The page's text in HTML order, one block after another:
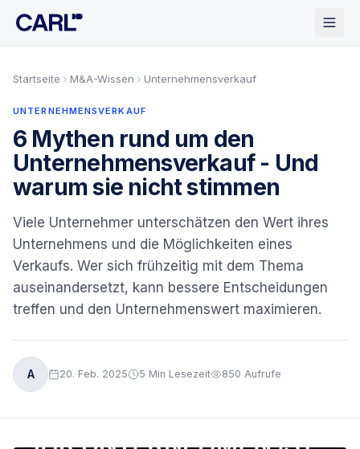
Startseite M&A-Wissen Unternehmensverkauf
UNTERNEHMENSVERKAUF
6 Mythen rund um den
Unternehmensverkauf - Und
warum sie nicht stimmen
Viele Unternehmer unterschätzen den Wert ihres
Unternehmens und die Möglichkeiten eines
Verkaufs. Wer sich frühzeitig mit dem Thema
auseinandersetzt, kann bessere Entscheidungen
treffen und den Unternehmenswert maximieren.
A 20. Feb. 2025 5 Min Lesezeit 850 Aufrufe